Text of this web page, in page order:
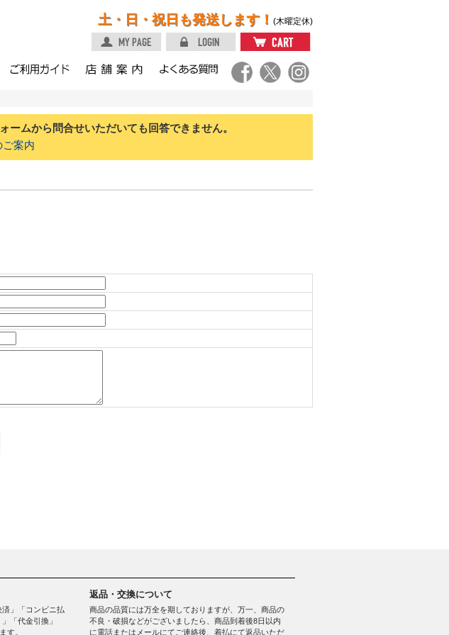
土・日・祝日も発送します！ (木曜定休)
ムから問合せいただいても回答できません。
案内
」「コンビニ払
「代金引換」
す。
返品・交換について
商品の品質には万全を期しておりますが、万一、商品の
不良・破損などがございましたら、商品到着後8日以内
に電話またはメールにてご連絡後、着払にて返品いただ